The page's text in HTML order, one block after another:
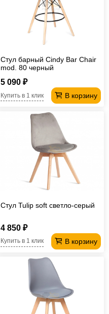
Стул барный Cindy Bar Chair
mod. 80 черный
5 090 ₽
В корзину
Купить в 1 клик
Стул Tulip soft светло-серый
4 850 ₽
В корзину
Купить в 1 клик